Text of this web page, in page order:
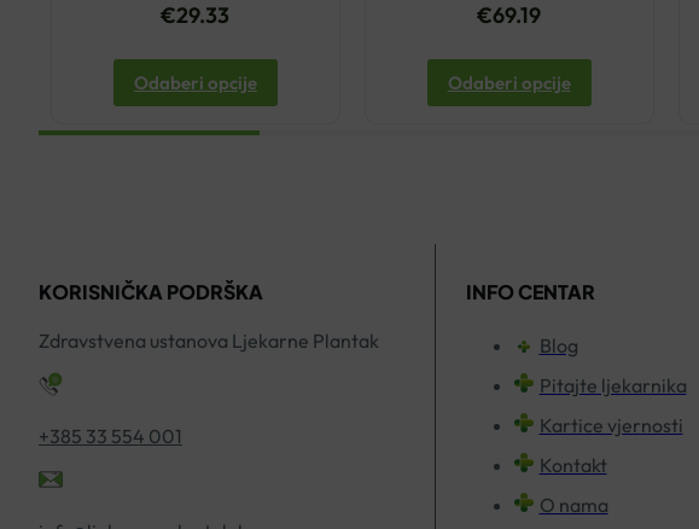
€29.33
Odaberi opcije
€69.19
Odaberi opcije
KORISNIČKA PODRŠKA
Zdravstvena ustanova Ljekarne Plantak
+385 33 554 001
INFO CENTAR
Blog
Pitajte ljekarnika
Kartice vjernosti
Kontakt
O nama